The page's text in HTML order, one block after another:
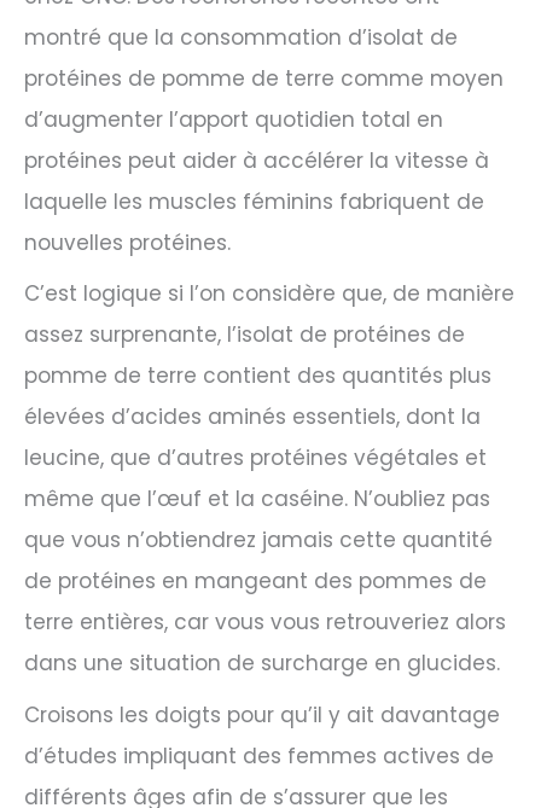
montré que la consommation d’isolat de
protéines de pomme de terre comme moyen
d’augmenter l’apport quotidien total en
protéines peut aider à accélérer la vitesse à
laquelle les muscles féminins fabriquent de
nouvelles protéines.
C’est logique si l’on considère que, de manière
assez surprenante, l’isolat de protéines de
pomme de terre contient des quantités plus
élevées d’acides aminés essentiels, dont la
leucine, que d’autres protéines végétales et
même que l’œuf et la caséine. N’oubliez pas
que vous n’obtiendrez jamais cette quantité
de protéines en mangeant des pommes de
terre entières, car vous vous retrouveriez alors
dans une situation de surcharge en glucides.
Croisons les doigts pour qu’il y ait davantage
d’études impliquant des femmes actives de
différents âges afin de s’assurer que les